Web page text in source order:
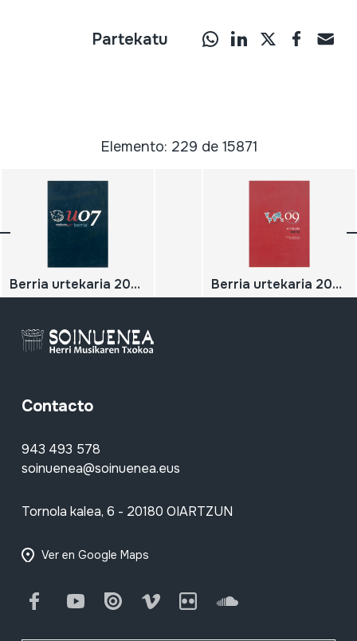
Partekatu
Elemento: 229 de 15871
Berria urtekaria 2007 Berria urtekaria 2009
Contacto
943 493 578
soinuenea@soinuenea.eus
Tornola kalea, 6 - 20180 OIARTZUN
Ver en Google Maps
FacebookYoutube Issuu Vimeo Flickr SoundCloud